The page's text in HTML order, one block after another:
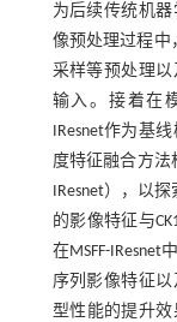
为后续传统机
像预处理过程中
采样等预处理
输入。接着在
IResnet作为基
度特征融合方法
IResnet），以
的影像特征与
在MSFF-
序列影像特征
型性能的提升